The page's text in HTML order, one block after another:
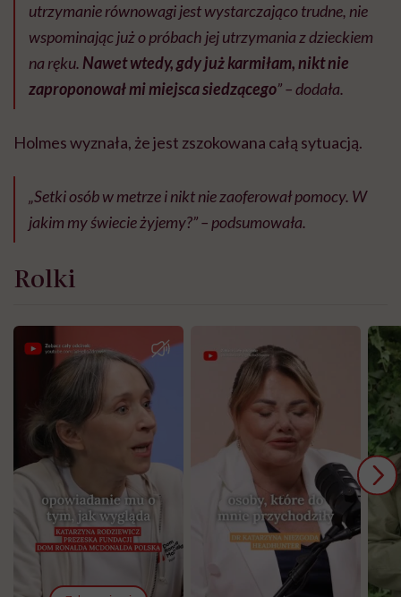
utrzymanie równowagi jest wystarczająco trudne, nie
wspominając już o próbach jej utrzymania z dzieckiem
na ręku. Nawet wtedy, gdy już karmiłam, nikt nie
zaproponował mi miejsca siedzącego” – dodała.
Holmes wyznała, że jest zszokowana całą sytuacją.
„Setki osób w metrze i nikt nie zaoferował pomocy. W
jakim my świecie żyjemy?” – podsumowała.
Rolki